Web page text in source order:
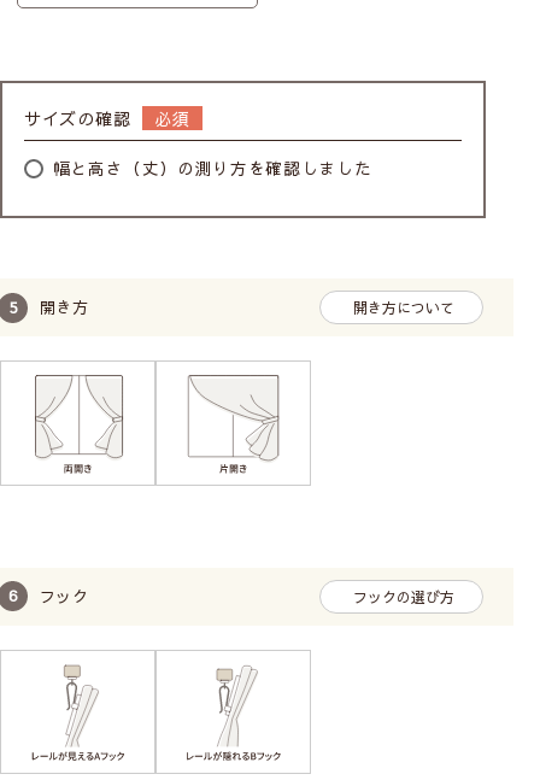
サイズの確認
幅と高さ（丈）の測り方を確認しました
開き方 開き方について
フック フックの選び方